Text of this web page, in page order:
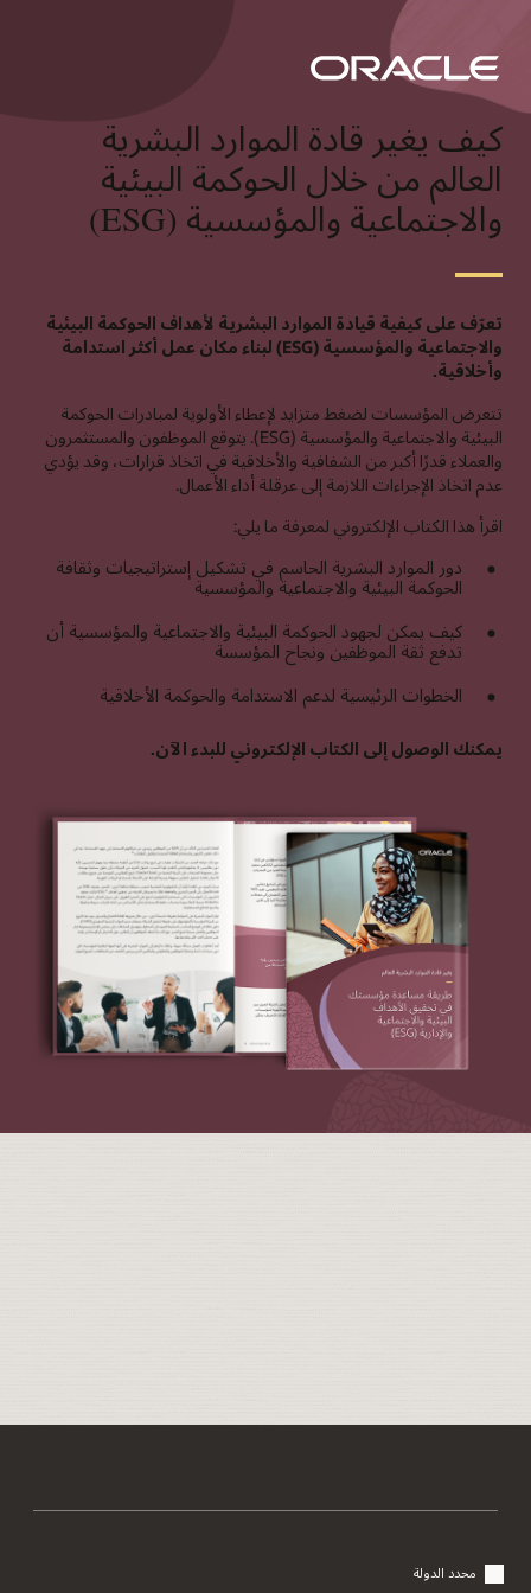
كيف يغير قادة الموارد البشرية
العالم من خلال الحوكمة البيئية
والاجتماعية والمؤسسية (ESG)
تعرّف على كيفية قيادة الموارد البشرية لأهداف الحوكمة البيئية
والاجتماعية والمؤسسية (ESG) لبناء مكان عمل أكثر استدامة
وأخلاقية.
تتعرض المؤسسات لضغط متزايد لإعطاء الأولوية لمبادرات الحوكمة
البيئية والاجتماعية والمؤسسية (ESG). يتوقع الموظفون والمستثمرون
والعملاء قدرًا أكبر من الشفافية والأخلاقية في اتخاذ قرارات، وقد يؤدي
عدم اتخاذ الإجراءات اللازمة إلى عرقلة أداء الأعمال.
اقرأ هذا الكتاب الإلكتروني لمعرفة ما يلي:
دور الموارد البشرية الحاسم في تشكيل إستراتيجيات وثقافة
الحوكمة البيئية والاجتماعية والمؤسسية
كيف يمكن لجهود الحوكمة البيئية والاجتماعية والمؤسسية أن
تدفع ثقة الموظفين ونجاح المؤسسة
الخطوات الرئيسية لدعم الاستدامة والحوكمة الأخلاقية
يمكنك الوصول إلى الكتاب الإلكتروني للبدء الآن.
محدد الدولة